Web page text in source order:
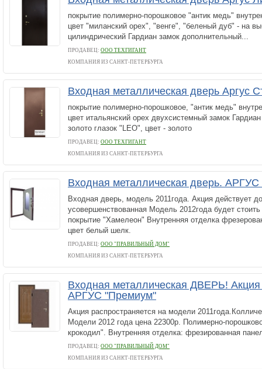
покрытие полимерно-порошковое "антик медь"
цвет "миланский орех", "венге", "беленый дуб" - на
цилиндрический Гардиан замок дополнительный...
ПРОДАВЕЦ: ООО ТЕХГИГАНТ
КОМПАНИЯ ИЗ САНКТ-ПЕТЕРБУРГА
Входная металлическая дверь Аргус
покрытие полимерно-порошковое, "антик медь"
цвет итальянский орех двухсистемный замок
золото глазок "LEO", цвет - золото
ПРОДАВЕЦ: ООО ТЕХГИГАНТ
КОМПАНИЯ ИЗ САНКТ-ПЕТЕРБУРГА
Входная металлическая дверь.
Входная дверь, модель 2011года. Акция действует
усовершенствованная Модель 2012года будет
покрытие "Хамелеон" Внутренняя отделка
цвет белый шелк.
ПРОДАВЕЦ: ООО "ПРАВИЛЬНЫЙ ДОМ"
КОМПАНИЯ ИЗ САНКТ-ПЕТЕРБУРГА
Входная металлическая ДВЕРЬ!
АРГУС "Премиум"
Акция распространяется на модели
Модели 2012 года цена 22300р. Полимерно-
крокодил". Внутренняя отделка: фрезированная
ПРОДАВЕЦ: ООО "ПРАВИЛЬНЫЙ ДОМ"
КОМПАНИЯ ИЗ САНКТ-ПЕТЕРБУРГА